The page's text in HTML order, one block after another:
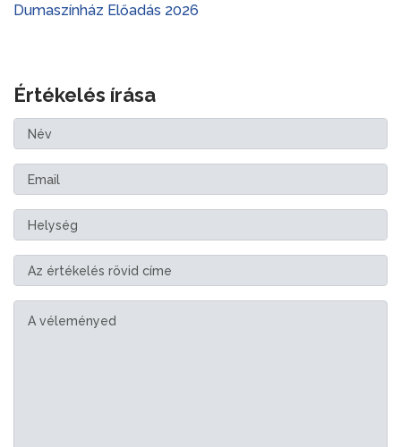
Dumaszínház Előadás 2026
Értékelés írása